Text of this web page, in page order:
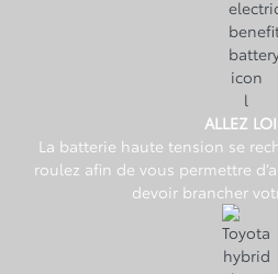
ALLEZ
La batterie haute tension se
roulez afin de vous permettre
devoir brancher